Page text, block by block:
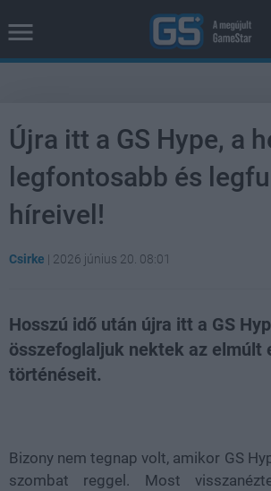
Újra itt a GS Hype, a
legfontosabb és
híreivel!
Csirke | 2026 június 20. 08:01
Hosszú idő után újra itt a GS
összefoglaljuk nektek az elmúlt
történéseit.
Bizony nem tegnap volt, amikor GS
szombat reggel. Most